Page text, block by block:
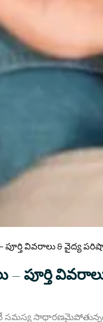
వివరాలు & వైద్య
పూర్తి
సమస్య సాధారణమైపోతున్నది.